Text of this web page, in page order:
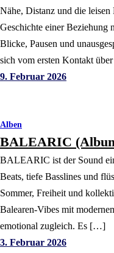
Nähe, Distanz und die
Geschichte einer Beziehung
Blicke, Pausen und
sich vom ersten Kontakt
9. Februar 2026
Alben
BALEARIC
BALEARIC ist der Sound
Beats, tiefe Basslines und
Sommer, Freiheit und
Balearen-Vibes mit
emotional zugleich. Es […]
3. Februar 2026